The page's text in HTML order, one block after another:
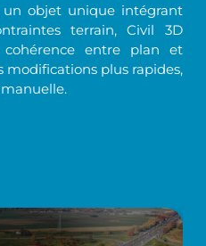
un objet unique intégrant
terrain, Civil 3D
entre plan et
plus rapides,